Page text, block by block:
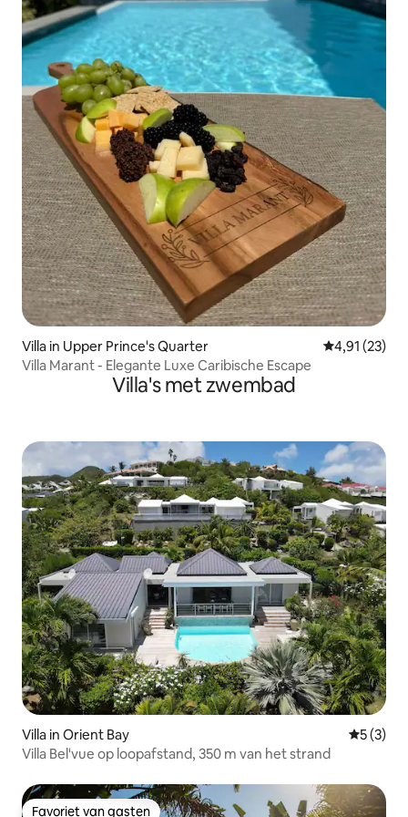
Villa in Upper Prince's Quarter Gemiddelde
4,91 (23)
Villa Marant - Elegante Luxe Caribische Escape
Villa's met zwembad
Villa in Orient Bay
5 (3)
Villa Bel'vue op loopafstand, 350 m van het strand
Favoriet van gasten